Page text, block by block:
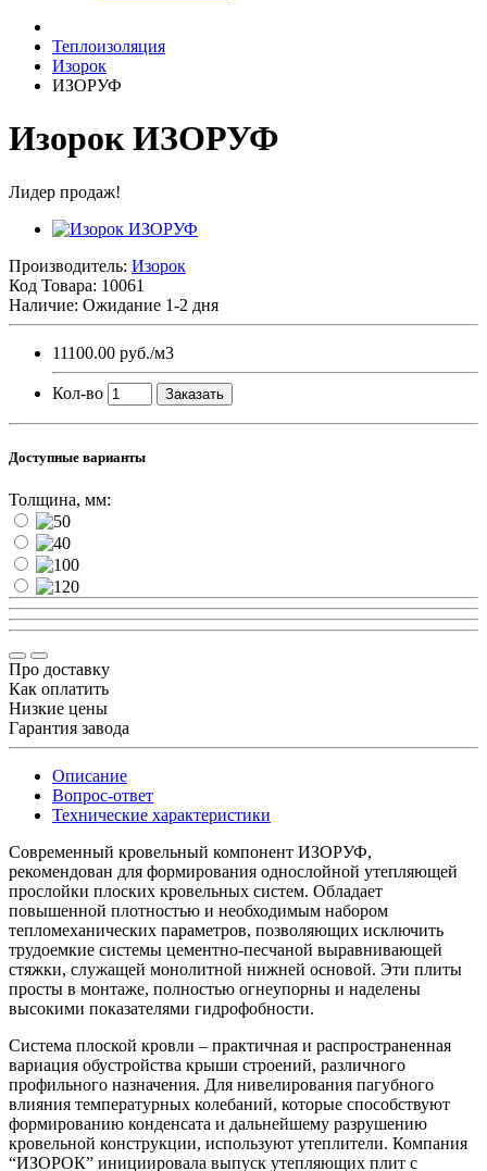
Теплоизоляция
Изорок
ИЗОРУФ
Изорок ИЗОРУФ
Лидер продаж!
Производитель: Изорок
Код Товара: 10061
Наличие: Ожидание 1-2 дня
11100.00 руб./м3
Кол-во Заказать
Доступные варианты
Толщина, мм:
Про доставку
Как оплатить
Низкие цены
Гарантия завода
Описание
Вопрос-ответ
Технические характеристики
Современный кровельный компонент ИЗОРУФ,
рекомендован для формирования однослойной утепляющей
прослойки плоских кровельных систем. Обладает
повышенной плотностью и необходимым набором
тепломеханических параметров, позволяющих исключить
трудоемкие системы цементно-песчаной выравнивающей
стяжки, служащей монолитной нижней основой. Эти плиты
просты в монтаже, полностью огнеупорны и наделены
высокими показателями гидрофобности.
Система плоской кровли – практичная и распространенная
вариация обустройства крыши строений, различного
профильного назначения. Для нивелирования пагубного
влияния температурных колебаний, которые способствуют
формированию конденсата и дальнейшему разрушению
кровельной конструкции, используют утеплители. Компания
“ИЗОРОК” инициировала выпуск утепляющих плит с